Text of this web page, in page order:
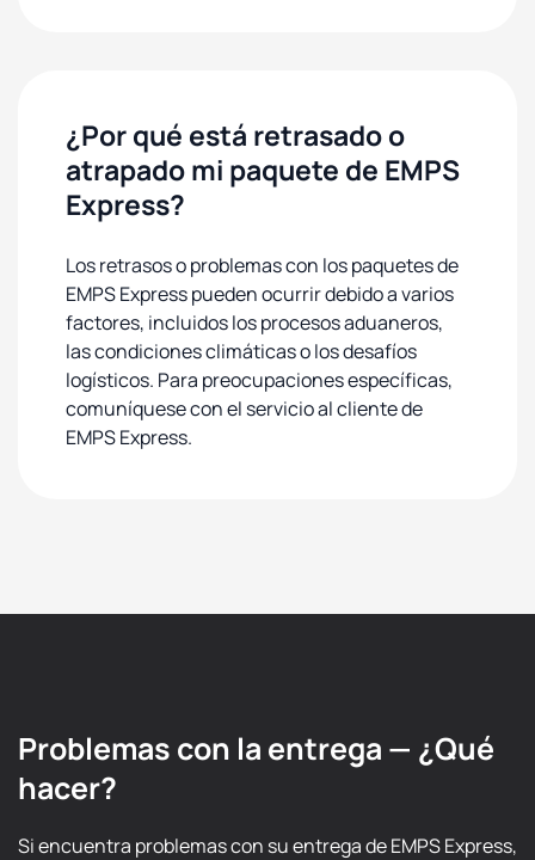
¿Por qué está retrasado o
atrapado mi paquete de EMPS
Express?
Los retrasos o problemas con los paquetes de
EMPS Express pueden ocurrir debido a varios
factores, incluidos los procesos aduaneros,
las condiciones climáticas o los desafíos
logísticos. Para preocupaciones específicas,
comuníquese con el servicio al cliente de
EMPS Express.
Problemas con la entrega — ¿Qué
hacer?
Si encuentra problemas con su entrega de EMPS Express,